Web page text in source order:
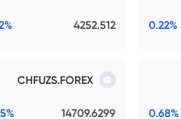
0.22%
4252.512
0.68%
CHFUZS.FOREX
14709.6299